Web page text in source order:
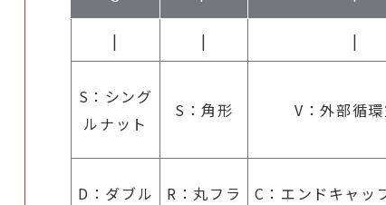
| | |
S：シング
ルナット
S：角形 V：外部循
D：ダブル
R：丸フラ
C：エンドキャッ